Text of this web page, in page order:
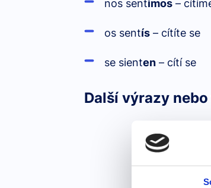
nos sentimos –
os sentís – cítíte se
se sienten – cítí se
Další výrazy